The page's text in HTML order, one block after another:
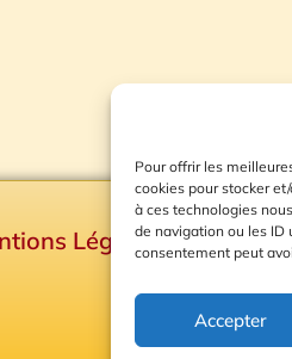
Pour offrir les
cookies pour stocker
à ces technologies
de navigation ou les ID
consentement peut
Accepter
Légales
Plan